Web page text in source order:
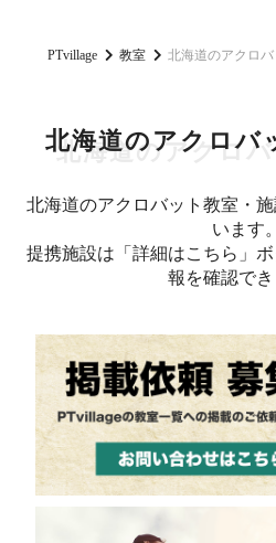
PTvillage 教室 北海道のアクロ
北海道のアクロバ
北海道のアクロバット教室・
います。
提携施設は「詳細はこちら」
報を確認でき